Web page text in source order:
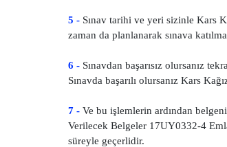
5 - Sınav tarihi ve yeri sizinle Kars
zaman da planlanarak sınava
6 - Sınavdan başarısız olursanız
Sınavda başarılı olursanız Kars
7 - Ve bu işlemlerin ardından
Verilecek Belgeler 17UY0332-4
süreyle geçerlidir.